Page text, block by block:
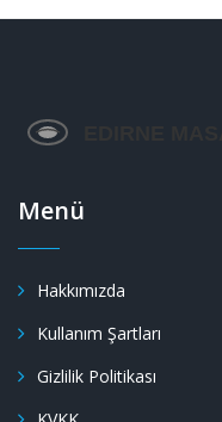
Menü
Hakkımızda
Kullanım Şartları
Gizlilik Politikası